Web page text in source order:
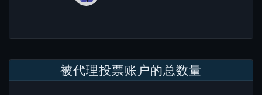
被代理投票账户的总数量